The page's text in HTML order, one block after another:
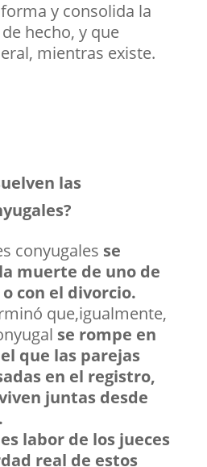
y consolida la
hecho, y que
mientras existe.
las
conyugales se
muerte de uno de
con el divorcio.
que,igualmente,
se rompe en
que las parejas
en el registro,
juntas desde
es labor de los jueces
real de estos